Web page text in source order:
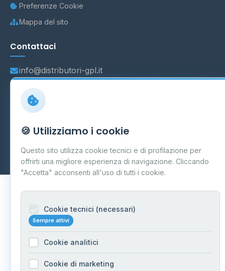
Preferenze Cookie
Mappa del sito
Contattaci
info@distributori-gpl.it
Carpi P.IVA 03859300364
Dati forniti daMinistero delle Imprese e del Made in Italy
Aggiornamento quotidiano
🍪 Utilizziamo i cookie
Questo sito utilizza cookie tecnici e di profilazione per
offrirti una migliore esperienza di navigazione. Cliccando
"Accetta" acconsenti all'uso di tutti i cookie.
Cookie tecnici (necessari)
Sempre attivi
Cookie analitici
Cookie di marketing